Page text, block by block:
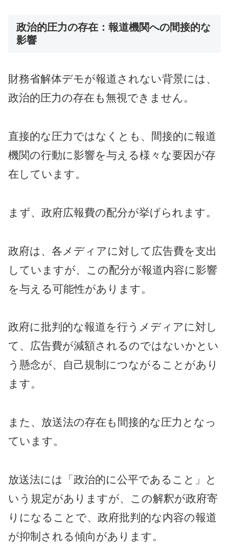
政治的圧力の存在：報道機関への間接的な
影響
財務省解体デモが報道されない背景には、
政治的圧力の存在も無視できません。
直接的な圧力ではなくとも、間接的に報道
機関の行動に影響を与える様々な要因が存
在しています。
まず、政府広報費の配分が挙げられます。
政府は、各メディアに対して広告費を支出
していますが、この配分が報道内容に影響
を与える可能性があります。
政府に批判的な報道を行うメディアに対し
て、広告費が減額されるのではないかとい
う懸念が、自己規制につながることがあり
ます。
また、放送法の存在も間接的な圧力となっ
ています。
放送法には「政治的に公平であること」と
いう規定がありますが、この解釈が政府寄
りになることで、政府批判的な内容の報道
が抑制される傾向があります。